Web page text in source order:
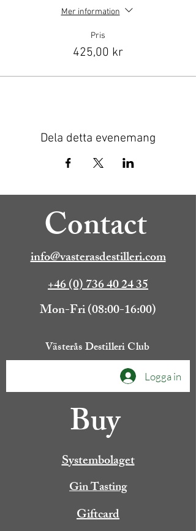
Mer information
Pris
425,00 kr
Dela detta evenemang
Contact
info@vasterasdestilleri.com
+46 (0) 736 40 24 35
Mon-Fri (08:00-16:00)
Västerås Destilleri Club
Logga in
Buy
Systembolaget
Gin Tasting
Giftcard